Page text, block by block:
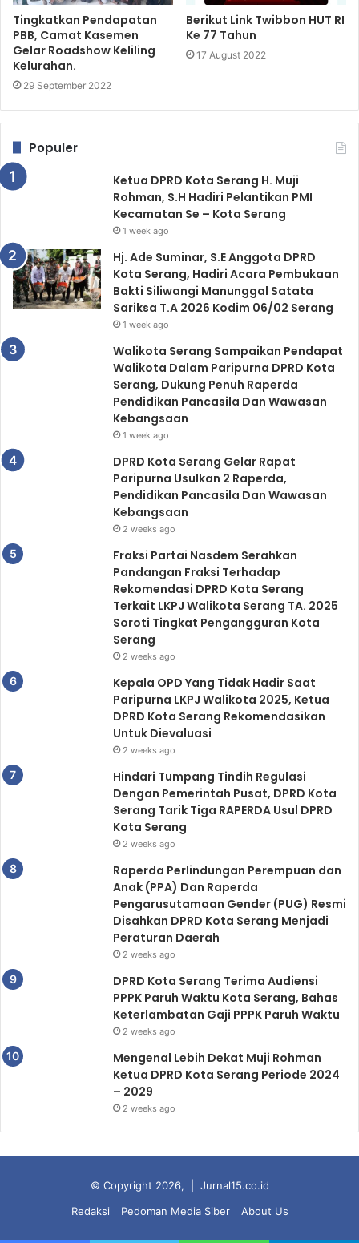
Tingkatkan Pendapatan
PBB, Camat Kasemen
Gelar Roadshow Keliling
Kelurahan.
29 September 2022
Berikut Link Twibbon HUT RI
Ke 77 Tahun
17 August 2022
Populer
Ketua DPRD Kota Serang H. Muji
Rohman, S.H Hadiri Pelantikan PMI
Kecamatan Se – Kota Serang
1 week ago
Hj. Ade Suminar, S.E Anggota DPRD
Kota Serang, Hadiri Acara Pembukaan
Bakti Siliwangi Manunggal Satata
Sariksa T.A 2026 Kodim 06/02 Serang
1 week ago
Walikota Serang Sampaikan Pendapat
Walikota Dalam Paripurna DPRD Kota
Serang, Dukung Penuh Raperda
Pendidikan Pancasila Dan Wawasan
Kebangsaan
1 week ago
DPRD Kota Serang Gelar Rapat
Paripurna Usulkan 2 Raperda,
Pendidikan Pancasila Dan Wawasan
Kebangsaan
2 weeks ago
Fraksi Partai Nasdem Serahkan
Pandangan Fraksi Terhadap
Rekomendasi DPRD Kota Serang
Terkait LKPJ Walikota Serang TA. 2025
Soroti Tingkat Pengangguran Kota
Serang
2 weeks ago
Kepala OPD Yang Tidak Hadir Saat
Paripurna LKPJ Walikota 2025, Ketua
DPRD Kota Serang Rekomendasikan
Untuk Dievaluasi
2 weeks ago
Hindari Tumpang Tindih Regulasi
Dengan Pemerintah Pusat, DPRD Kota
Serang Tarik Tiga RAPERDA Usul DPRD
Kota Serang
2 weeks ago
Raperda Perlindungan Perempuan dan
Anak (PPA) Dan Raperda
Pengarusutamaan Gender (PUG) Resmi
Disahkan DPRD Kota Serang Menjadi
Peraturan Daerah
2 weeks ago
DPRD Kota Serang Terima Audiensi
PPPK Paruh Waktu Kota Serang, Bahas
Keterlambatan Gaji PPPK Paruh Waktu
2 weeks ago
Mengenal Lebih Dekat Muji Rohman
Ketua DPRD Kota Serang Periode 2024
– 2029
2 weeks ago
© Copyright 2026, | Jurnal15.co.id
Redaksi
Pedoman Media Siber About Us